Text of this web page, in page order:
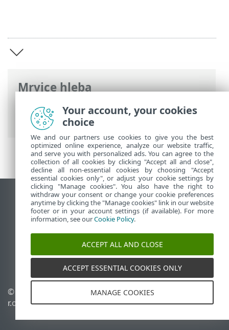
Mrvice hleba
ESET pomoć na mreži>ESET NOD32
Antivirus
>ESET NOD32 Antivirus
Prikaži lokaciju za računare
End of Life
ESET Forum
ESET baza znanja
ESET Status Portal
Regionalna podrška
© 1992 - 2026 ESET, spol. s
r.o. - Sva prava zadržana.
Upravljanje kolačićima
Smernice u vezi sa
Your account, your cookies
choice
We and our partners use cookies to give you the best
optimized online experience, analyze our website traffic,
and serve you with personalized ads. You can agree to the
collection of all cookies by clicking "Accept all and close",
decline all non-essential cookies by choosing "Accept
essential cookies only", or adjust your cookie settings by
clicking "Manage cookies". You also have the right to
withdraw your consent or change your cookie preferences
anytime by clicking the "Manage cookies" link in our website
footer or in your account settings (if available). For more
information, see ourCookie Policy.
ACCEPT ALL AND CLOSE
ACCEPT ESSENTIAL COOKIES ONLY
MANAGE COOKIES